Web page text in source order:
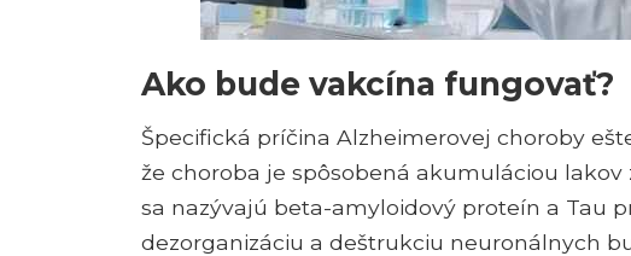
Ako bude vakcína fungovať?
Špecifická príčina Alzheimerovej choroby
že choroba je spôsobená akumuláciou
sa nazývajú beta-amyloidový proteín a Tau
dezorganizáciu a deštrukciu neuronálnych